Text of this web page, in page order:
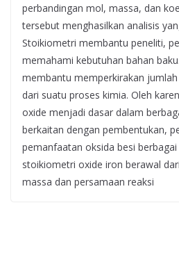
perbandingan mol, massa, dan
tersebut menghasilkan analisis
Stoikiometri membantu peneliti,
memahami kebutuhan bahan
membantu memperkirakan
dari suatu proses kimia. Oleh
oxide menjadi dasar dalam
berkaitan dengan pembentukan,
pemanfaatan oksida besi
stoikiometri oxide iron berawal
massa dan persamaan reaksi